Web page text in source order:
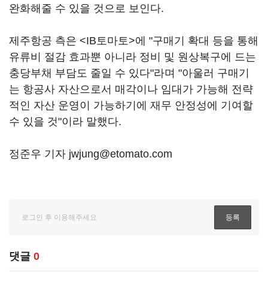
완화해줄 수 있을 것으로 보인다.
제주항공 측은 <IB토마토>에 "구매기 확대 등을 통해
유류비 절감 효과뿐 아니라 정비 및 원상복구에 드는
충당부채 부담도 줄일 수 있다"라며 "아울러 구매기
는 항공사 자산으로서 매각이나 임대가 가능해 전략
적인 자산 운영이 가능하기에 재무 안정성에 기여할
수 있을 것"이라 말했다.
정준우 기자 jwjung@etomato.com
댓글 0